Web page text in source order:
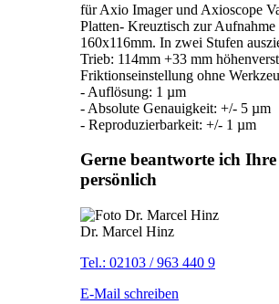
für Axio Imager und Axioscope
Platten- Kreuztisch zur
160x116mm. In zwei Stufen
Trieb: 114mm +33 mm
Friktionseinstellung ohne
- Auflösung: 1 µm
- Absolute Genauigkeit: +/- 5 µm
- Reproduzierbarkeit: +/- 1 µm
Gerne beantworte ich
persönlich
Dr. Marcel Hinz
Tel.: 02103 / 963 440 9
E-Mail schreiben